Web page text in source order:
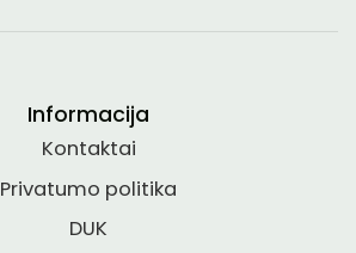
Informacija
Kontaktai
Privatumo politika
DUK